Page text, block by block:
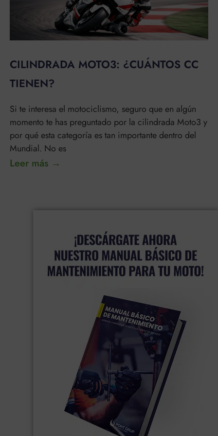
CILINDRADA MOTO3: ¿CUÁNTOS CC
TIENEN?
Si te interesa el motociclismo, seguro que en algún
momento te has preguntado por la cilindrada Moto3 y
por qué esta categoría es tan importante dentro del
Mundial. No es
Leer más →